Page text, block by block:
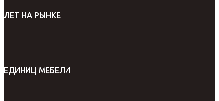
ЛЕТ НА РЫНКЕ
ЕДИНИЦ МЕБЕЛИ